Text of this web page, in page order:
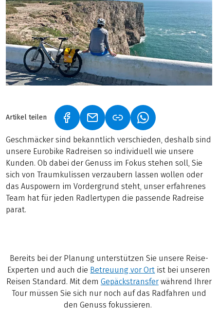
Artikel teilen (LINK ÖFFNET IN NEUEM TAB)
(LINK ÖFFNET IN NEUEM TAB)
(LINK ÖFFNET IN
Geschmäcker sind bekanntlich verschieden, deshalb sind
unsere Eurobike Radreisen so individuell wie unsere
Kunden. Ob dabei der Genuss im Fokus stehen soll, Sie
sich von Traumkulissen verzaubern lassen wollen oder
das Auspowern im Vordergrund steht, unser erfahrenes
Team hat für jeden Radlertypen die passende Radreise
parat.
Bereits bei der Planung unterstützen Sie unsere Reise-
Experten und auch die Betreuung vor Ort ist bei unseren
Reisen Standard. Mit dem Gepäckstransferwährend Ihrer
Tour müssen Sie sich nur noch auf das Radfahren und
den Genuss fokussieren.